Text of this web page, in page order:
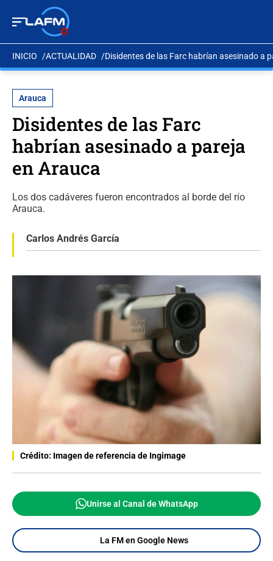
INICIO ACTUALIDAD Disidentes de las Farc habrían asesinado a
Arauca
Disidentes de las Farc
habrían asesinado a pareja
en Arauca
Los dos cadáveres fueron encontrados al borde del río
Arauca.
Carlos Andrés García
Crédito: Imagen de referencia de Ingimage
Unirse al Canal de WhatsApp
La FM en Google News